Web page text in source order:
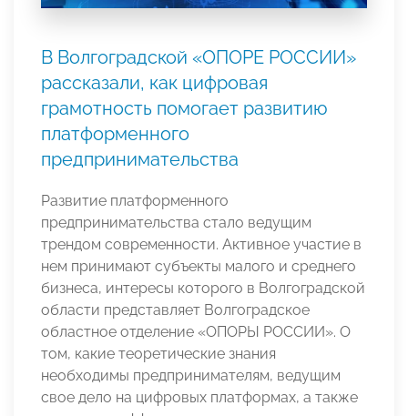
В Волгоградской «ОПОРЕ РОССИИ»
рассказали, как цифровая
грамотность помогает развитию
платформенного
предпринимательства
Развитие платформенного
предпринимательства стало ведущим
трендом современности. Активное участие в
нем принимают субъекты малого и среднего
бизнеса, интересы которого в Волгоградской
области представляет Волгоградское
областное отделение «ОПОРЫ РОССИИ». О
том, какие теоретические знания
необходимы предпринимателям, ведущим
свое дело на цифровых платформах, а также